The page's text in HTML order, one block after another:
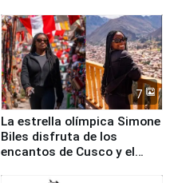
7
La estrella olímpica Simone
Biles disfruta de los
encantos de Cusco y el